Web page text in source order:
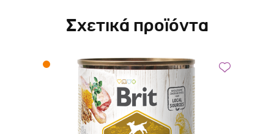
Σχετικά προϊόντα